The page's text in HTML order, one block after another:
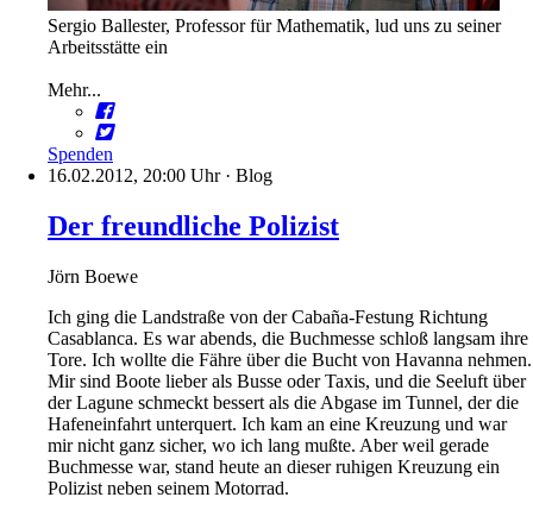
Sergio Ballester, Professor für Mathematik, lud uns zu seiner
Arbeitsstätte ein
Mehr...
Spenden
16.02.2012, 20:00 Uhr· Blog
Der freundliche Polizist
Jörn Boewe
Ich ging die Landstraße von der Cabaña-Festung Richtung
Casablanca. Es war abends, die Buchmesse schloß langsam ihre
Tore. Ich wollte die Fähre über die Bucht von Havanna nehmen.
Mir sind Boote lieber als Busse oder Taxis, und die Seeluft über
der Lagune schmeckt bessert als die Abgase im Tunnel, der die
Hafeneinfahrt unterquert. Ich kam an eine Kreuzung und war
mir nicht ganz sicher, wo ich lang mußte. Aber weil gerade
Buchmesse war, stand heute an dieser ruhigen Kreuzung ein
Polizist neben seinem Motorrad.